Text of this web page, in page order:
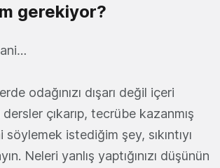
gerekiyor?
odağınızı dışarı değil içeri
çıkarıp, tecrübe kazanmış
istediğim şey, sıkıntıyı
Neleri yanlış yaptığınızı düşünün